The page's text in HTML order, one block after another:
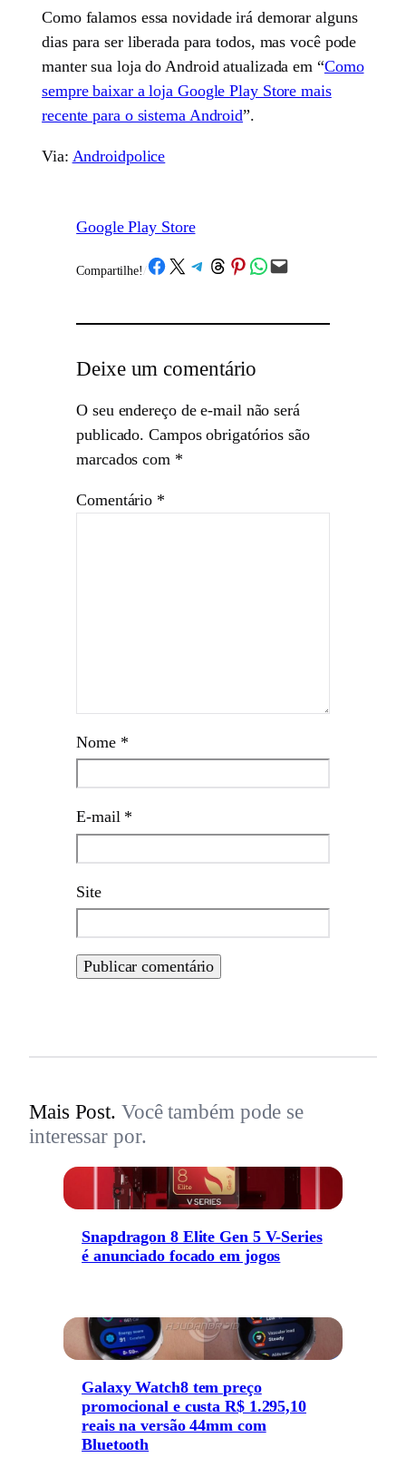
Como falamos essa novidade irá demorar alguns
dias para ser liberada para todos, mas você pode
manter sua loja do Android atualizada em “Como
sempre baixar a loja Google Play Store mais
recente para o sistema Android”.
Via: Androidpolice
Google Play Store
Compartilhe! /Share on Facebook
Share on X Share on Telegram
Share on Threads
Share on Pinterest
Share on WhatsApp
Email this Page
Deixe um comentário
O seu endereço de e-mail não será
publicado. Campos obrigatórios são
marcados com *
Comentário *
Nome *
E-mail *
Site
Mais Post. Você também pode se
interessar por.
Snapdragon 8 Elite Gen 5 V-Series
é anunciado focado em jogos
Galaxy Watch8 tem preço
promocional e custa R$ 1.295,10
reais na versão 44mm com
Bluetooth